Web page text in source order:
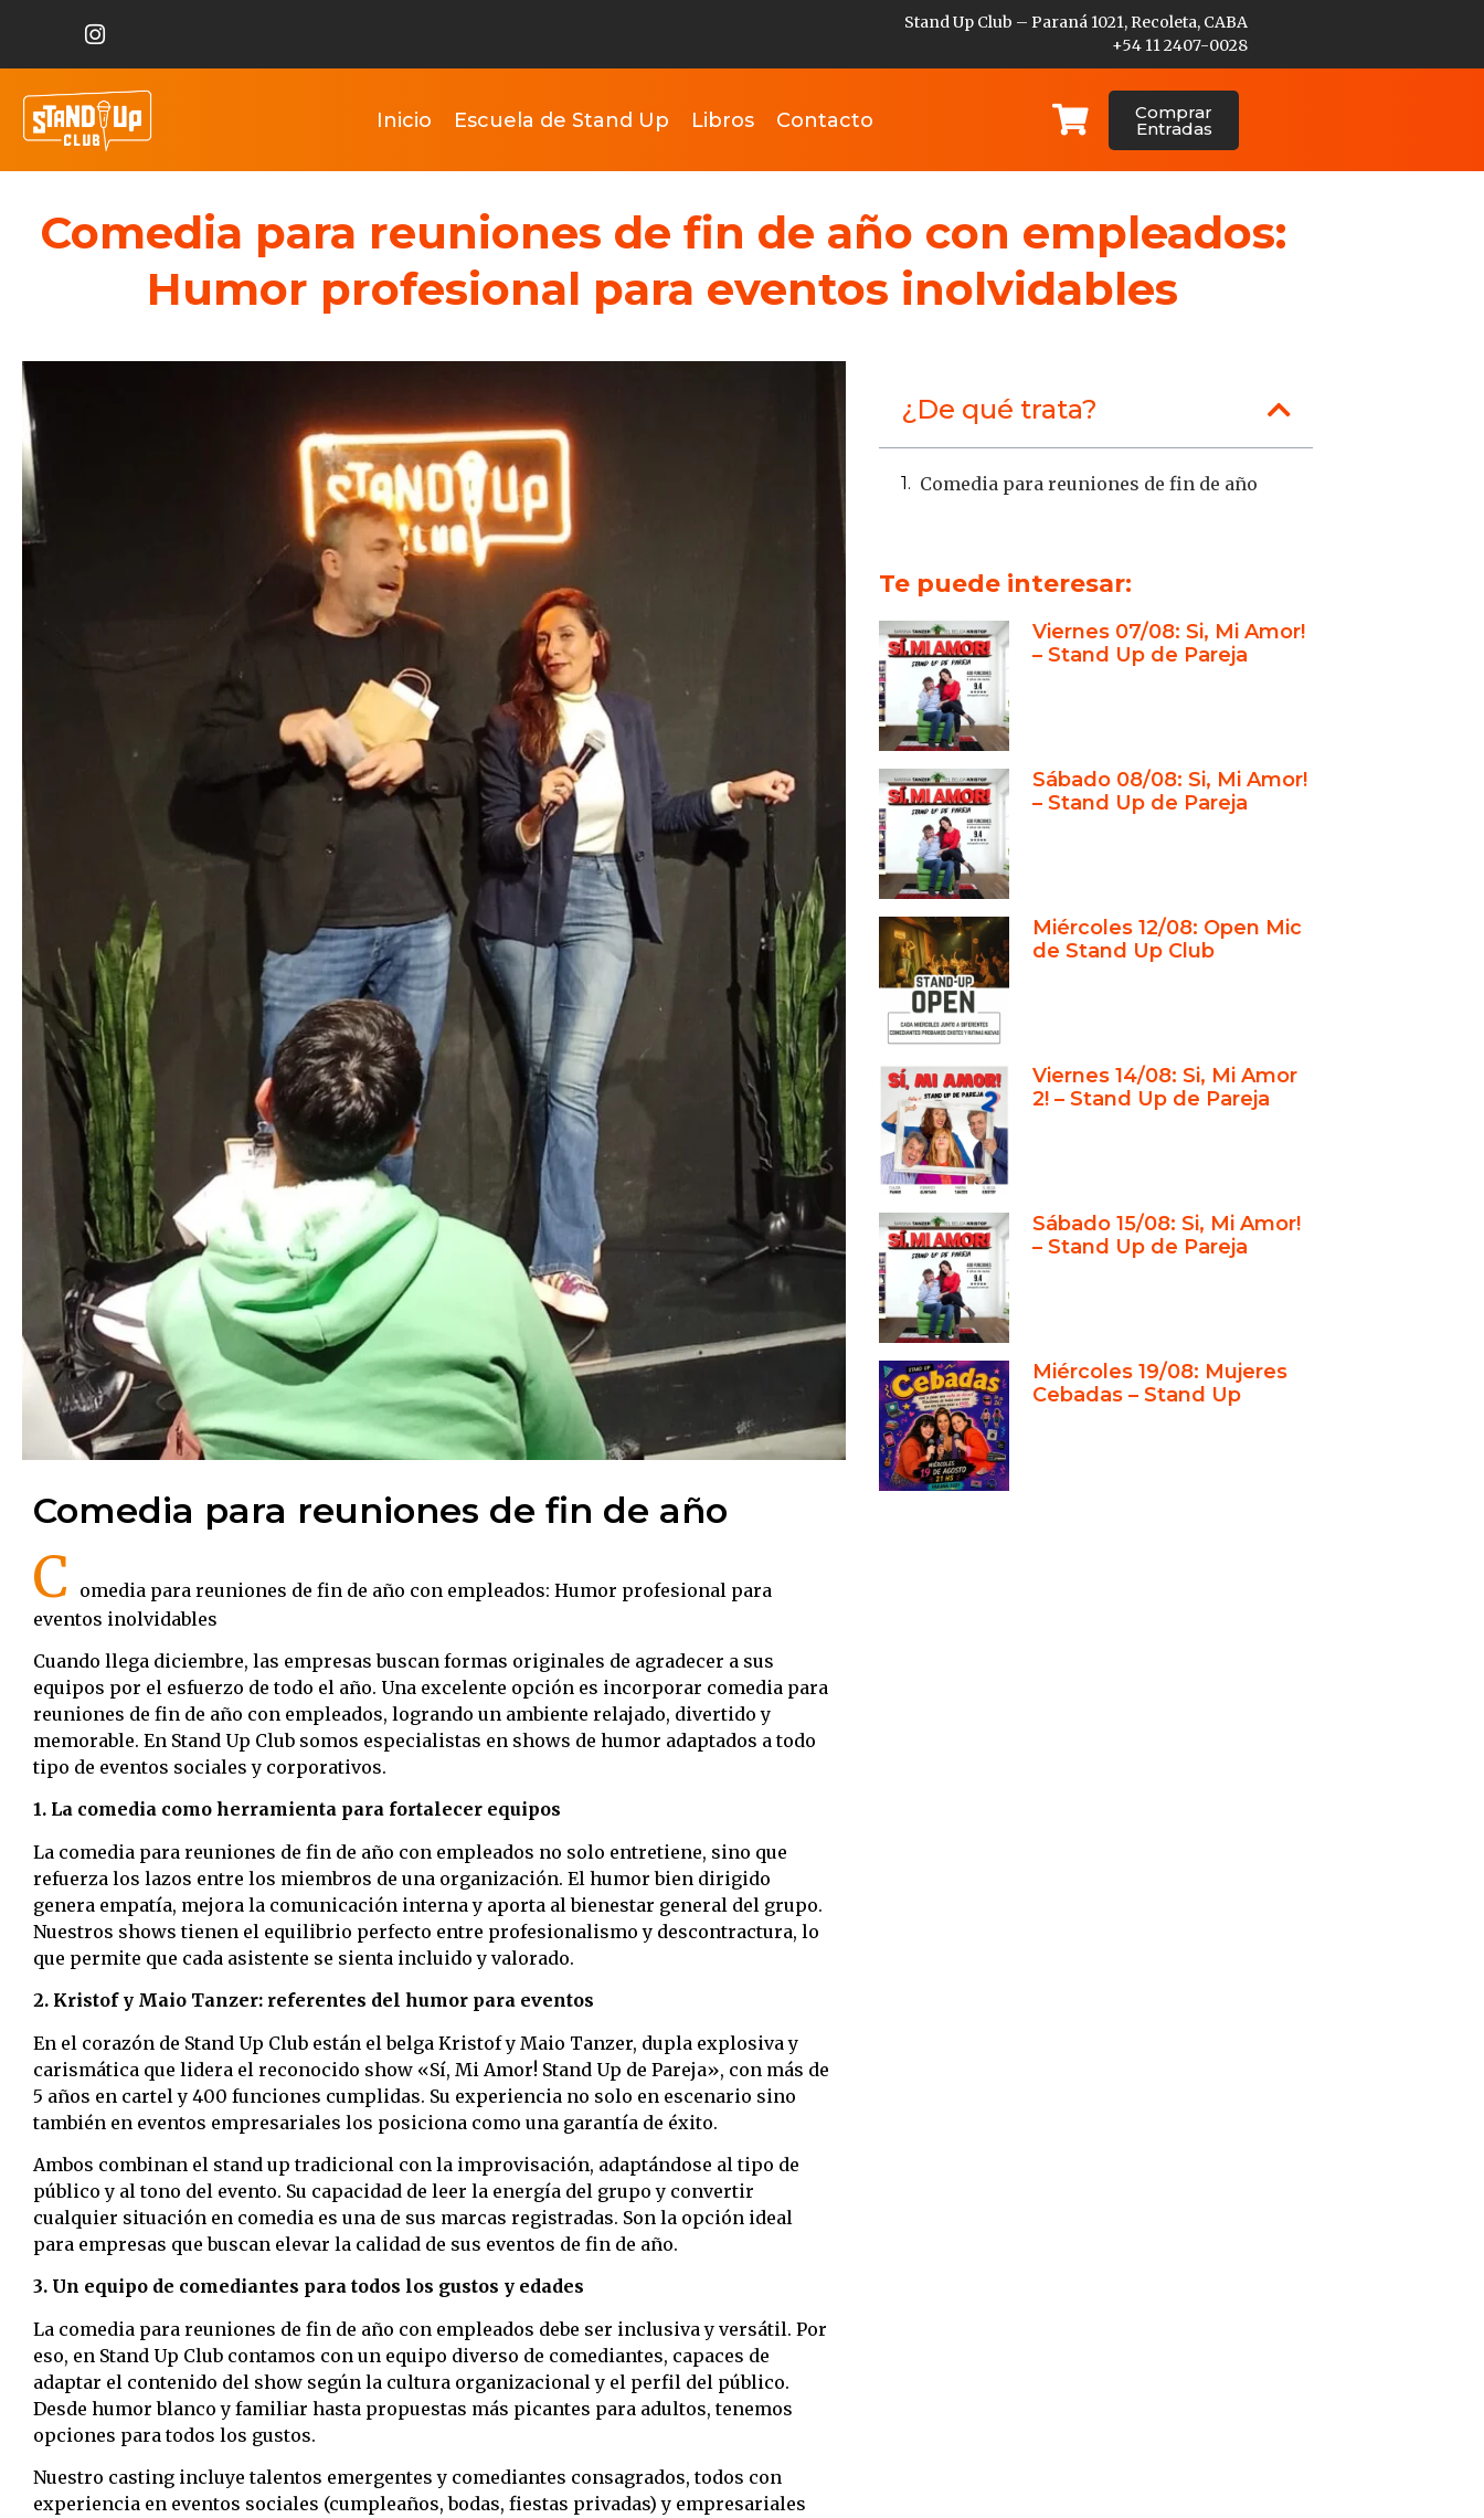
Stand Up Club – Paraná 1021, Recoleta, CABA
+54 11 2407-0028
Inicio Escuela de Stand Up Libros Contacto Comprar
Entradas
Comedia para reuniones de fin de año con empleados:
Humor profesional para eventos inolvidables
Comedia para reuniones de fin de año
C
omedia para reuniones de fin de año con empleados: Humor profesional para
eventos inolvidables
Cuando llega diciembre, las empresas buscan formas originales de agradecer a sus
equipos por el esfuerzo de todo el año. Una excelente opción es incorporar comedia para
reuniones de fin de año con empleados, logrando un ambiente relajado, divertido y
memorable. En Stand Up Club somos especialistas en shows de humor adaptados a todo
tipo de eventos sociales y corporativos.
1. La comedia como herramienta para fortalecer equipos
La comedia para reuniones de fin de año con empleados no solo entretiene, sino que
refuerza los lazos entre los miembros de una organización. El humor bien dirigido
genera empatía, mejora la comunicación interna y aporta al bienestar general del grupo.
Nuestros shows tienen el equilibrio perfecto entre profesionalismo y descontractura, lo
que permite que cada asistente se sienta incluido y valorado.
2. Kristof y Maio Tanzer: referentes del humor para eventos
En el corazón de Stand Up Club están el belga Kristof y Maio Tanzer, dupla explosiva y
carismática que lidera el reconocido show «Sí, Mi Amor! Stand Up de Pareja», con más de
5 años en cartel y 400 funciones cumplidas. Su experiencia no solo en escenario sino
también en eventos empresariales los posiciona como una garantía de éxito.
Ambos combinan el stand up tradicional con la improvisación, adaptándose al tipo de
público y al tono del evento. Su capacidad de leer la energía del grupo y convertir
cualquier situación en comedia es una de sus marcas registradas. Son la opción ideal
para empresas que buscan elevar la calidad de sus eventos de fin de año.
3. Un equipo de comediantes para todos los gustos y edades
La comedia para reuniones de fin de año con empleados debe ser inclusiva y versátil. Por
eso, en Stand Up Club contamos con un equipo diverso de comediantes, capaces de
adaptar el contenido del show según la cultura organizacional y el perfil del público.
Desde humor blanco y familiar hasta propuestas más picantes para adultos, tenemos
opciones para todos los gustos.
Nuestro casting incluye talentos emergentes y comediantes consagrados, todos con
experiencia en eventos sociales (cumpleaños, bodas, fiestas privadas) y empresariales
¿De qué trata?
Comedia para reuniones de fin de año
Te puede interesar:
Viernes 07/08: Si, Mi Amor!
– Stand Up de Pareja
Sábado 08/08: Si, Mi Amor!
– Stand Up de Pareja
Miércoles 12/08: Open Mic
de Stand Up Club
Viernes 14/08: Si, Mi Amor
2! – Stand Up de Pareja
Sábado 15/08: Si, Mi Amor!
– Stand Up de Pareja
Miércoles 19/08: Mujeres
Cebadas – Stand Up